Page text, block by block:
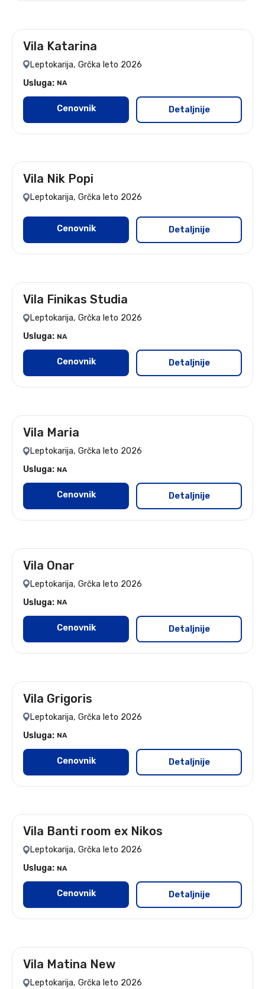
Vila Katarina
Leptokarija, Grčka leto 2026
Usluga: NA
Cenovnik Detaljnije
Vila Nik Popi
Leptokarija, Grčka leto 2026
Cenovnik Detaljnije
Vila Finikas Studia
Leptokarija, Grčka leto 2026
Usluga: NA
Cenovnik Detaljnije
Vila Maria
Leptokarija, Grčka leto 2026
Usluga: NA
Cenovnik Detaljnije
Vila Onar
Leptokarija, Grčka leto 2026
Usluga: NA
Cenovnik Detaljnije
Vila Grigoris
Leptokarija, Grčka leto 2026
Usluga: NA
Cenovnik Detaljnije
Vila Banti room ex Nikos
Leptokarija, Grčka leto 2026
Usluga: NA
Cenovnik Detaljnije
Vila Matina New
Leptokarija, Grčka leto 2026